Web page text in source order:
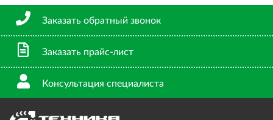
Заказать обратный звонок
Заказать прайс-лист
Консультация специалиста